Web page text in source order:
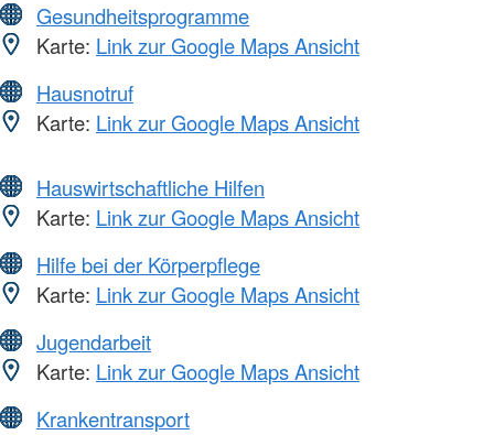
Gesundheitsprogramme
Karte: Link zur Google Maps Ansicht
Hausnotruf
Karte: Link zur Google Maps Ansicht
Hauswirtschaftliche Hilfen
Karte: Link zur Google Maps Ansicht
Hilfe bei der Körperpflege
Karte: Link zur Google Maps Ansicht
Jugendarbeit
Karte: Link zur Google Maps Ansicht
Krankentransport